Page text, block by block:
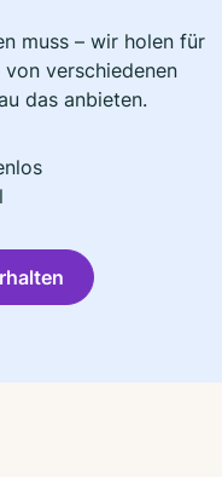
muss – wir holen für
verschiedenen
das anbieten.